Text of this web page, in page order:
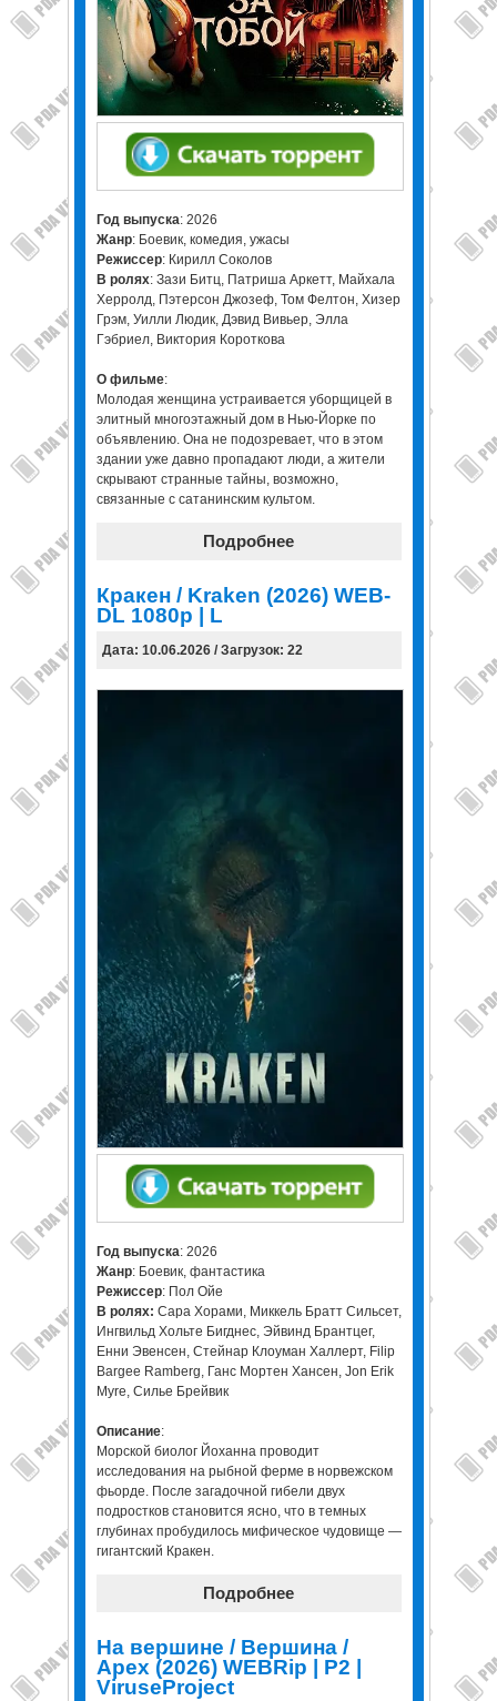
Год выпуска: 2026
Жанр: Боевик, комедия, ужасы
Режиссер: Кирилл Соколов
В ролях: Зази Битц, Патриша Аркетт, Майхала
Херролд, Пэтерсон Джозеф, Том Фелтон, Хизер
Грэм, Уилли Людик, Дэвид Вивьер, Элла
Гэбриел, Виктория Короткова
О фильме:
Молодая женщина устраивается уборщицей в
элитный многоэтажный дом в Нью-Йорке по
объявлению. Она не подозревает, что в этом
здании уже давно пропадают люди, а жители
скрывают странные тайны, возможно,
связанные с сатанинским культом.
Подробнее
Кракен / Kraken (2026) WEB-
DL 1080p | L
Дата: 10.06.2026 / Загрузок: 22
Год выпуска: 2026
Жанр: Боевик, фантастика
Режиссер: Пол Ойе
В ролях: Сара Хорами, Миккель Братт Сильсет,
Ингвильд Хольте Бигднес, Эйвинд Брантцег,
Енни Эвенсен, Стейнар Клоуман Халлерт, Filip
Bargee Ramberg, Ганс Мортен Хансен, Jon Erik
Myre, Силье Брейвик
Описание:
Морской биолог Йоханна проводит
исследования на рыбной ферме в норвежском
фьорде. После загадочной гибели двух
подростков становится ясно, что в темных
глубинах пробудилось мифическое чудовище —
гигантский Кракен.
Подробнее
На вершине / Вершина /
Apex (2026) WEBRip | P2 |
ViruseProject